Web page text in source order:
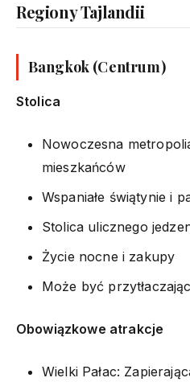
Regiony Tajlandii
Bangkok (Centrum)
Stolica
Nowoczesna
mieszkańców
Wspaniałe świątynie i
Stolica ulicznego
Życie nocne i zakupy
Może być
Obowiązkowe atrakcje
Wielki Pałac: